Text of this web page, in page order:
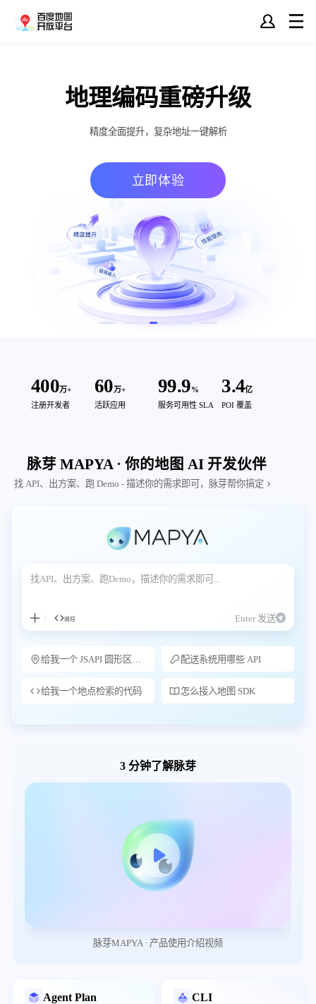
百度地图开放平台是
地理编码重磅升级
精度全面提升，复杂地址一键解析
立即体验
400万+
注册开发者
60万+
活跃应用
99.9%
服务可用性 SLA
3.4亿
POI 覆盖
脉芽 MAPYA · 你的地图 AI 开发伙伴
找 API、出方案、跑 Demo - 描述你的需求即可，脉芽帮你搞定
编程 Enter 发送
给我一个 JSAPI 圆形区域检索示例 配送系统用哪些 API
给我一个地点检索的代码 怎么接入地图 SDK
3 分钟了解脉芽
脉芽MAPYA · 产品使用介绍视频
Agent Plan CLI